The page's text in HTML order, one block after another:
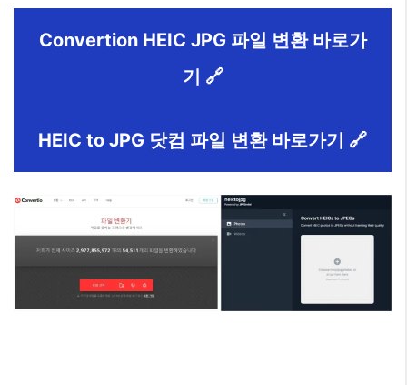
Convertion HEIC JPG 파일 변환 바로가
기 🔗
HEIC to JPG 닷컴 파일 변환 바로가기 🔗